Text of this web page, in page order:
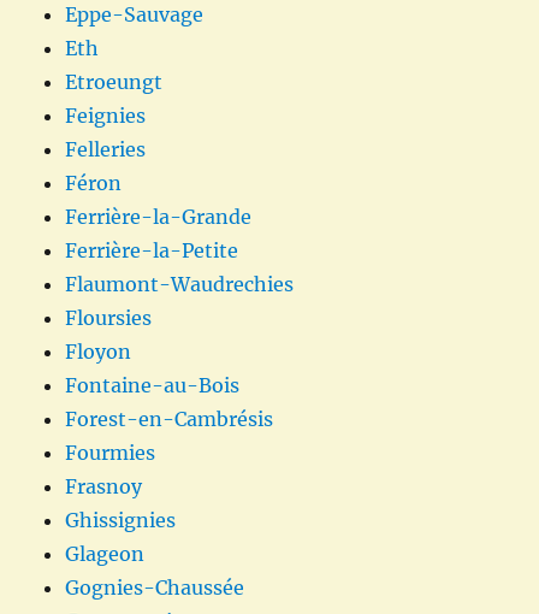
Eppe-Sauvage
Eth
Etroeungt
Feignies
Felleries
Féron
Ferrière-la-Grande
Ferrière-la-Petite
Flaumont-Waudrechies
Floursies
Floyon
Fontaine-au-Bois
Forest-en-Cambrésis
Fourmies
Frasnoy
Ghissignies
Glageon
Gognies-Chaussée